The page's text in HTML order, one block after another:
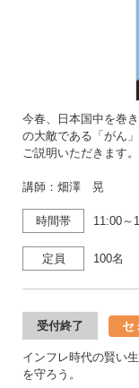
今春、日本国中を巻
の大敵である「がん
ご説明いただきます。
講師：畑澤 晃
時間帯 11:00～
定員 100名
受付終了 セ
インフレ時代の賢い
を守ろう。